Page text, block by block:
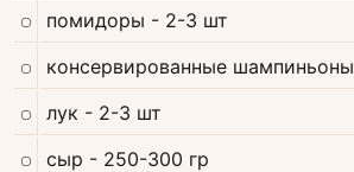
помидоры - 2-3 шт
консервированные шампиньоны
лук - 2-3 шт
сыр - 250-300 гр